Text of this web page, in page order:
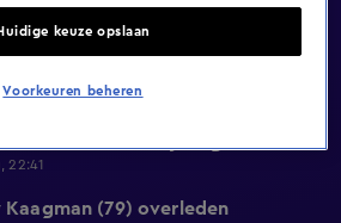
22:41
Kaagman (79) overleden
keuze opslaan
Voorkeuren beheren